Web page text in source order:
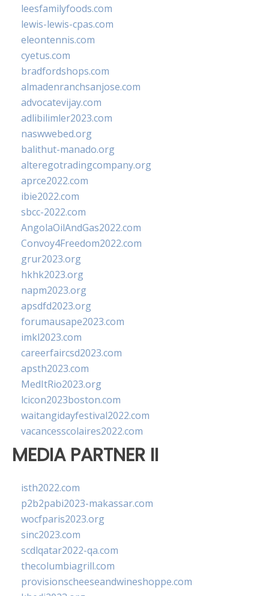
leesfamilyfoods.com
lewis-lewis-cpas.com
eleontennis.com
cyetus.com
bradfordshops.com
almadenranchsanjose.com
advocatevijay.com
adlibilimler2023.com
naswwebed.org
balithut-manado.org
alteregotradingcompany.org
aprce2022.com
ibie2022.com
sbcc-2022.com
AngolaOilAndGas2022.com
Convoy4Freedom2022.com
grur2023.org
hkhk2023.org
napm2023.org
apsdfd2023.org
forumausape2023.com
imkl2023.com
careerfaircsd2023.com
apsth2023.com
MedItRio2023.org
lcicon2023boston.com
waitangidayfestival2022.com
vacancesscolaires2022.com
MEDIA PARTNER II
isth2022.com
p2b2pabi2023-makassar.com
wocfparis2023.org
sinc2023.com
scdlqatar2022-qa.com
thecolumbiagrill.com
provisionscheeseandwineshoppe.com